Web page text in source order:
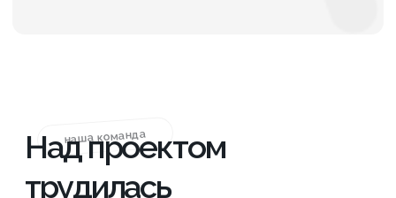
Контакты
Блюхера, д. 12, корп. 7, оф. 301 (Бизнес-